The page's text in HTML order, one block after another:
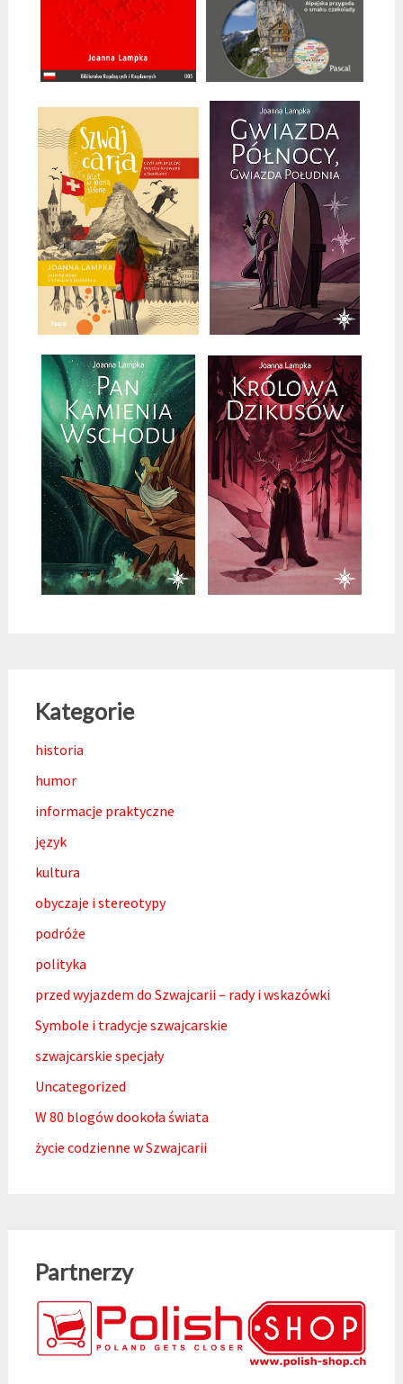
Kategorie
historia
humor
informacje praktyczne
język
kultura
obyczaje i stereotypy
podróże
polityka
przed wyjazdem do Szwajcarii – rady i wskazówki
Symbole i tradycje szwajcarskie
szwajcarskie specjały
Uncategorized
W 80 blogów dookoła świata
życie codzienne w Szwajcarii
Partnerzy